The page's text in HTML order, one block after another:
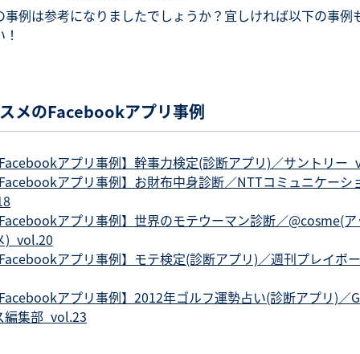
事例は参考になりましたでしょうか？宜しければ以下の事例
メのFacebookアプリ事例
アプリ事例】幹事力検定(診断アプリ)／サントリー
アプリ事例】お財布中身診断／NTTコミュニケーシ
アプリ事例】世界のモテウーマン診断／@cosme(
)_vol.20
アプリ事例】モテ検定(診断アプリ)／週刊プレイボ
アプリ事例】2012年ゴルフ運勢占い(診断アプリ)／
編集部_vol.23